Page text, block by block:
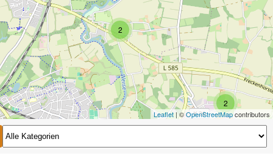
2
2
2
Leaflet| ©OpenStreetMapcontributors